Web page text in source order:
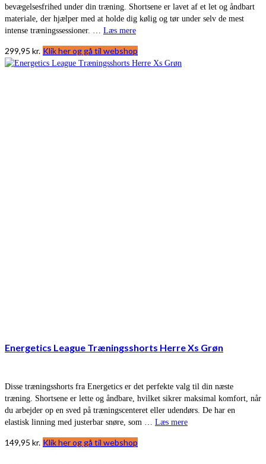
bevægelsesfrihed under din træning. Shortsene er lavet af et let og åndbart
materiale, der hjælper med at holde dig kølig og tør under selv de mest
intense træningssessioner. … Læs mere
299,95 kr. Klik her og gå til webshop
Energetics League Træningsshorts Herre Xs Grøn
Disse træningsshorts fra Energetics er det perfekte valg til din næste
træning. Shortsene er lette og åndbare, hvilket sikrer maksimal komfort, når
du arbejder op en sved på træningscenteret eller udendørs. De har en
elastisk linning med justerbar snøre, som … Læs mere
149,95 kr. Klik her og gå til webshop